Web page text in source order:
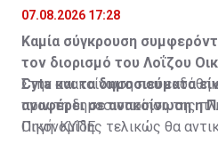
Οικονομίδης
07.08.2026 17:28
Καμία σύγκρουση
τον διορισμό του Λοΐζου
Cyta και τα δημοσιεύματα
αναφέρει σε ανακοίνωση η
Στην ανακοίνωση που
πριν τη δημοσιοποίηση της
Οικονομίδης τελικώς θα
Πηγή: ΚΥΠΕ